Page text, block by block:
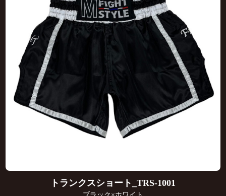
トランクスショート_TRS-1001